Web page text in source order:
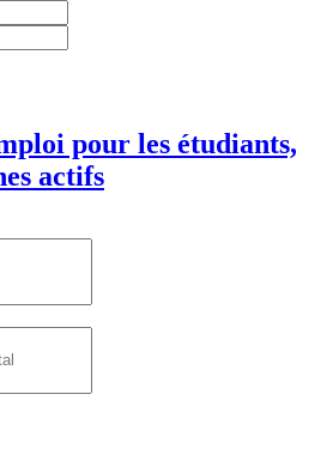
pour les étudiants,
actifs